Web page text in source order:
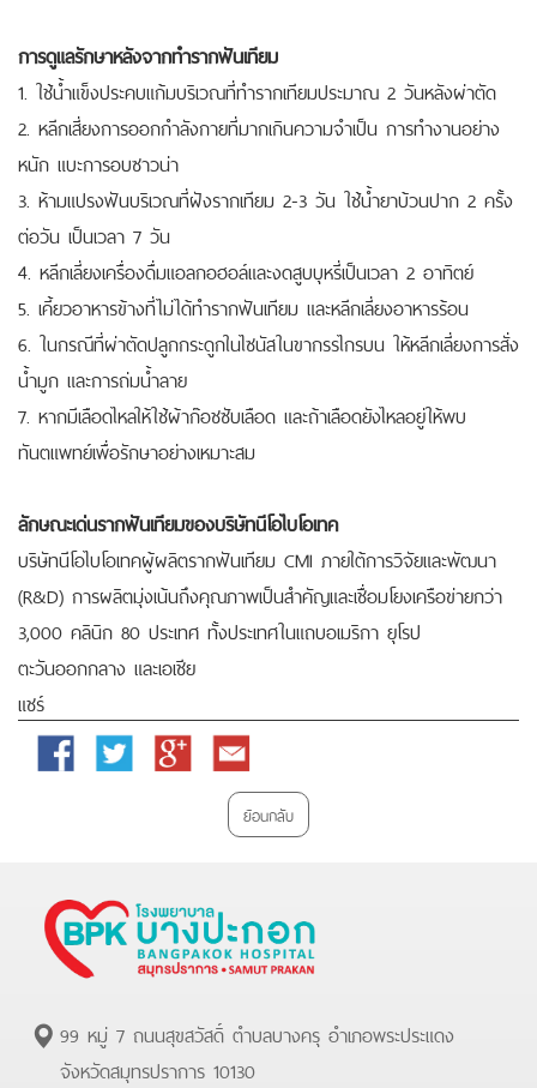
การดูแลรักษาหลังจากทำรากฟันเทียม
1. ใช้น้ำแข็งประคบแก้มบริเวณที่ทำรากเทียมประมาณ 2 วันหลังผ่าตัด
2. หลีกเสี่ยงการออกกำลังกายที่มากเกินความจำเป็น การทำงานอย่าง
หนัก แบะการอบซาวน่า
3. ห้ามแปรงฟันบริเวณที่ฝังรากเทียม 2-3 วัน ใช้น้ำยาบ้วนปาก 2 ครั้ง
ต่อวัน เป็นเวลา 7 วัน
4. หลีกเลี่ยงเครื่องดื่มแอลกอฮอล์และงดสูบบุหรี่เป็นเวลา 2 อาทิตย์
5. เคี้ยวอาหารข้างที่ไม่ได้ทำรากฟันเทียม และหลีกเลี่ยงอาหารร้อน
6. ในกรณีที่ผ่าตัดปลูกกระดูกในไซนัสในขากรรไกรบน ให้หลีกเลี่ยงการสั่ง
น้ำมูก และการถ่มน้ำลาย
7. หากมีเลือดไหลให้ใช้ผ้าก๊อชซับเลือด และถ้าเลือดยังไหลอยู่ให้พบ
ทันตแพทย์เพื่อรักษาอย่างเหมาะสม
ลักษณะเด่นรากฟันเทียมของบริษัทนีโอไบโอเทค
บริษัทนีโอไบโอเทคผู้ผลิตรากฟันเทียม CMI ภายใต้การวิจัยและพัฒนา
(R&D) การผลิตมุ่งเน้นถึงคุณภาพเป็นสำคัญและเชื่อมโยงเครือข่ายกว่า
3,000 คลินิก 80 ประเทศ ทั้งประเทศในแถบอเมริกา ยุโรป
ตะวันออกกลาง และเอเชีย
แชร์
Facebook Twitter
Google
Email
ย้อนกลับ
99 หมู่ 7 ถนนสุขสวัสดิ์ ตำบลบางครุ อำเภอพระประแดง
จังหวัดสมุทรปราการ 10130